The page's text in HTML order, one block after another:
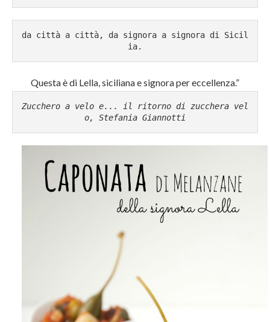
da città a città, da signora a signora di Sicil
ia.
Questa è di Lella, siciliana e signora per eccellenza.”
Zucchero a velo e... il ritorno di zucchera vel
o, Stefania Giannotti